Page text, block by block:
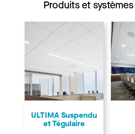
Produits et
ULTIMA Suspendu
et Tégulaire